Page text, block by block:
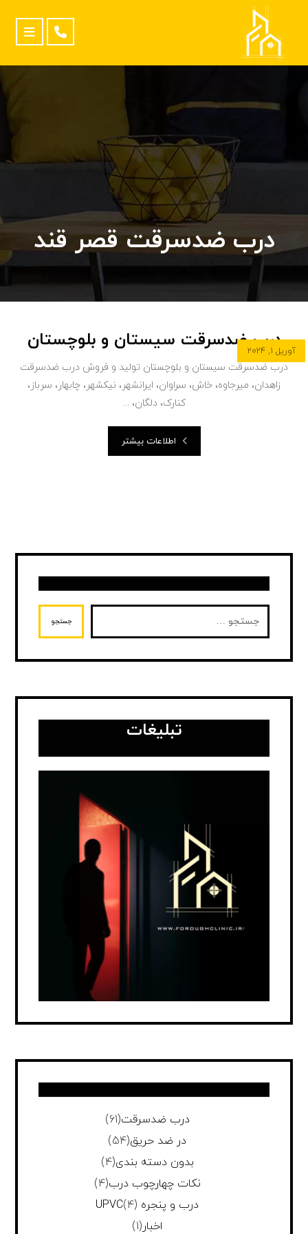
درب ضدسرقت قصر قند
درب ضدسرقت سیستان و بلوچستانآوریل ۱, ۲۰۲۴
درب ضدسرقت سیستان و بلوچستان تولید و فروش درب ضدسرقت
زاهدان، میرجاوه، خاش، سراوان، ایرانشهر، نیکشهر، چابهار، سرباز،
کنارک، دلگان، ...
اطلاعات بیشتر
جستجو
تبلیغات
درب ضدسرقت(61)
در ضد حریق(54)
بدون دسته بندی(4)
نکات چهارچوب درب(4)
درب و پنجره UPVC (4)
اخبار(1)